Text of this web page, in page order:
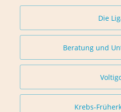
Die
Beratung und
Krebs-